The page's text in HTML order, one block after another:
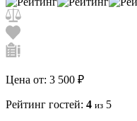
Цена от: 3 500 ₽
Рейтинг гостей: 4 из 5